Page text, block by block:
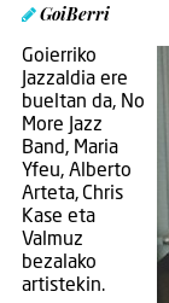
GoiBerri
Goierriko
Jazzaldia ere
bueltan da, No
More Jazz
Band, Maria
Yfeu, Alberto
Arteta, Chris
Kase eta
Valmuz
bezalako
artistekin.